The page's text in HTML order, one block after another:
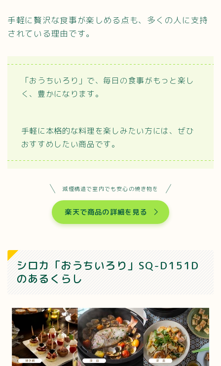
手軽に贅沢な食事が楽しめる点も、多くの人に支持
されている理由です。
「おうちいろり」で、毎日の食事がもっと楽し
く、豊かになります。
手軽に本格的な料理を楽しみたい方には、ぜひ
おすすめしたい商品です。
減煙構造で室内でも安心の焼き物を
楽天で商品の詳細を見る
シロカ「おうちいろり」SQ-D151D
のあるくらし